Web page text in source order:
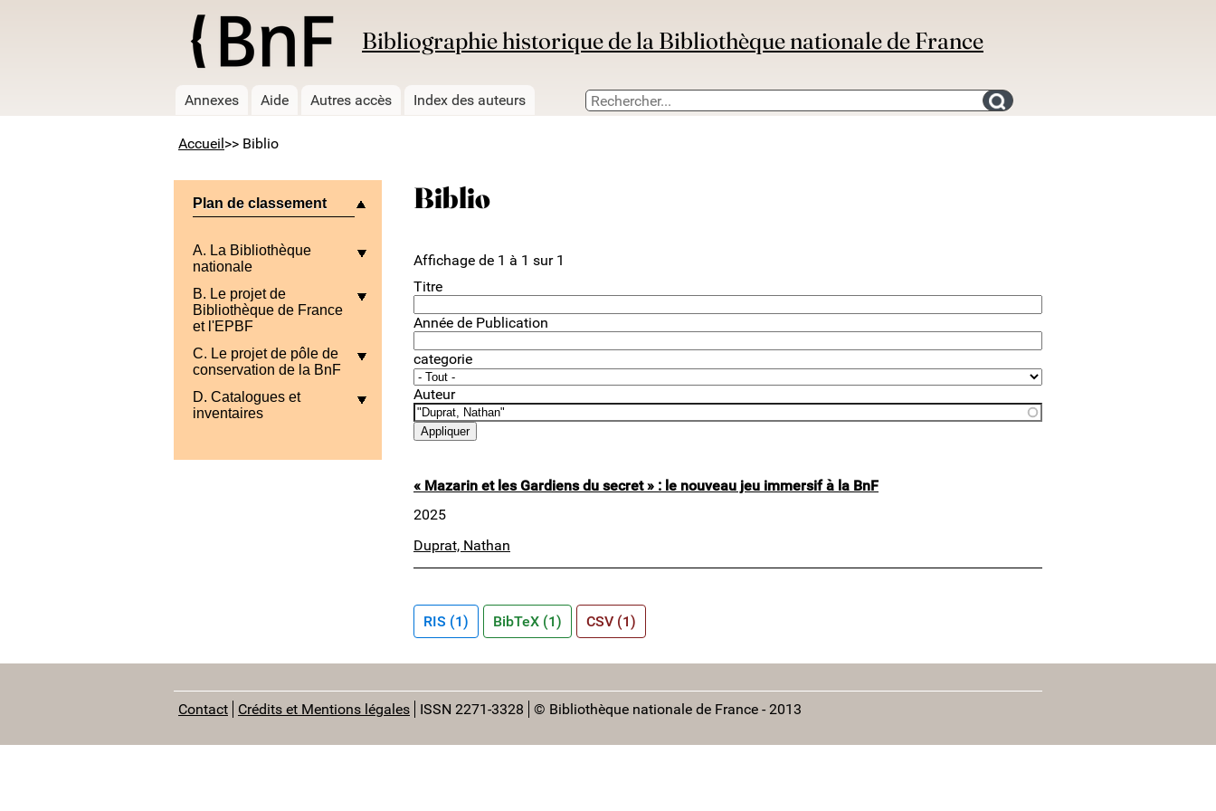
Bibliographie historique de la Bibliothèque nationale de France
Annexes Aide Autres accès Index des auteurs Search for an bibliography
Accueil >> Biblio
Plan de classement
A. La Bibliothèque
nationale
B. Le projet de
Bibliothèque de France
et l'EPBF
C. Le projet de pôle de
conservation de la BnF
D. Catalogues et
inventaires
Biblio
Affichage de 1 à 1 sur 1
Titre
Année de Publication
categorie
Auteur
« Mazarin et les Gardiens du secret » : le nouveau jeu immersif à la BnF
2025
Duprat, Nathan
RIS (1) BibTeX (1) CSV (1)
Contact Crédits et Mentions légales ISSN 2271-3328 © Bibliothèque nationale de France - 2013